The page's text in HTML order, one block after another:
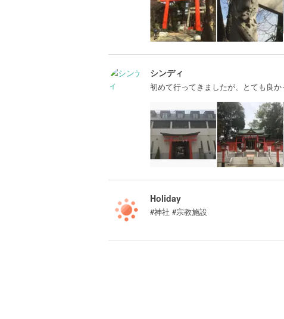
シンディ
初めて行ってきましたが、とても良か
Holiday
#神社 #宗教施設